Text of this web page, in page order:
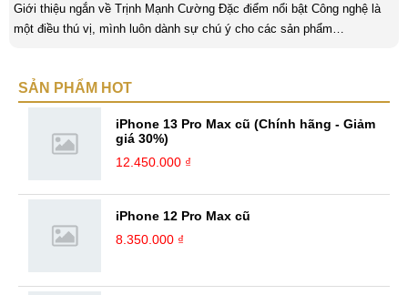
Giới thiệu ngắn về Trịnh Mạnh Cường Đặc điểm nổi bật Công nghệ là
một điều thú vị, mình luôn dành sự chú ý cho các sản phẩm
hiểu biết mới mẻ và thú vị. Tinh thần tự giác và sự chuyên nghiệp là
SẢN PHẨM HOT
iPhone 13 Pro Max cũ (Chính hãng - Giảm
giá 30%)
12.450.000 ₫
iPhone 12 Pro Max cũ
8.350.000 ₫